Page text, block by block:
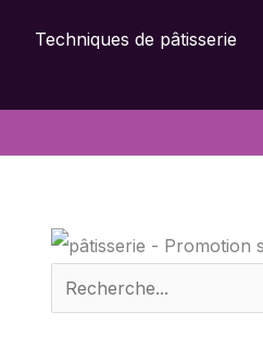
Techniques de pâtisserie